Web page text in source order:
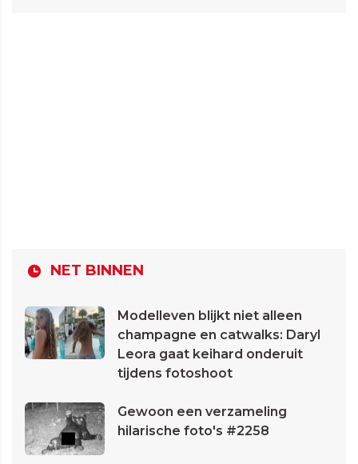
NET BINNEN
Modelleven blijkt niet alleen
champagne en catwalks: Daryl
Leora gaat keihard onderuit
tijdens fotoshoot
Gewoon een verzameling
hilarische foto's #2258